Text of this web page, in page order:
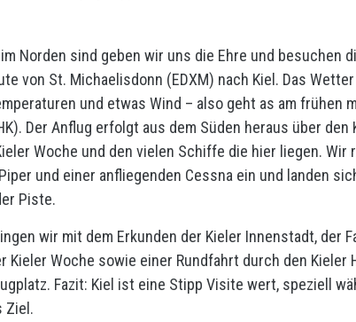
Norden sind geben wir uns die Ehre und besuchen
von St. Michaelisdonn (EDXM) nach Kiel. Das
und etwas Wind – also geht as am frühen
Der Anflug erfolgt aus dem Süden heraus über
Woche und den vielen Schiffe die hier liegen. Wir
und einer anfliegenden Cessna ein und landen
Piste.
wir mit dem Erkunden der Kieler Innenstadt, der
Kieler Woche sowie einer Rundfahrt durch den Kieler
Fazit: Kiel ist eine Stipp Visite wert, speziell
Ziel.